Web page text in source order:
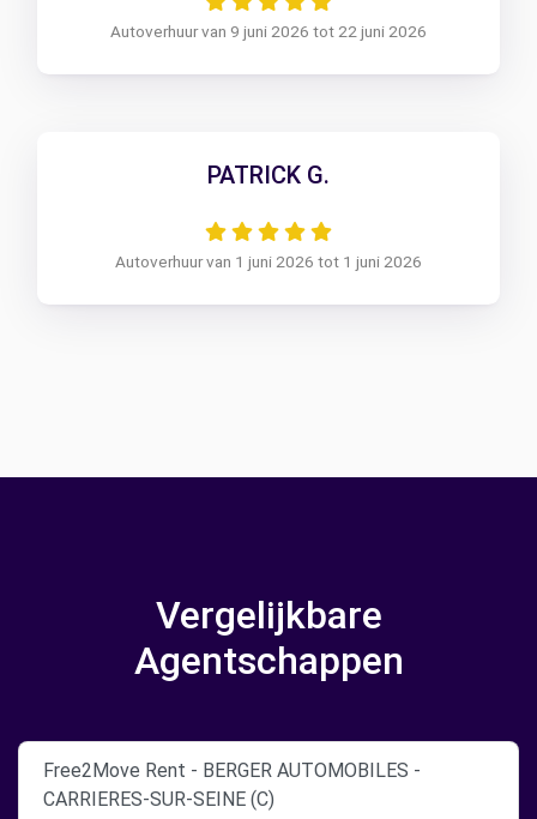
Autoverhuur van 9 juni 2026 tot 22 juni 2026
PATRICK G.
Autoverhuur van 1 juni 2026 tot 1 juni 2026
Vergelijkbare
Agentschappen
Free2Move Rent - BERGER AUTOMOBILES -
CARRIERES-SUR-SEINE (C)